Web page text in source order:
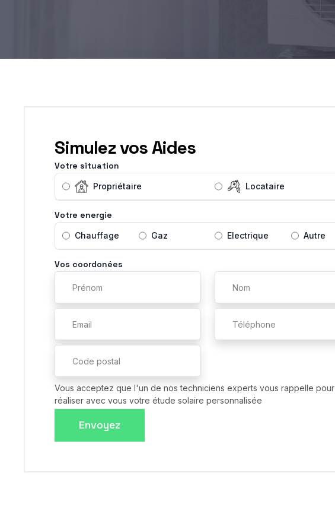
Simulez vos Aides
Votre situation
Propriétaire Locataire
Votre energie
Chauffage Gaz Electrique Autre
Vos coordonées
Vous acceptez que l'un de nos techniciens experts vous rappelle pour
réaliser avec vous votre étude solaire personnalisée
Envoyez